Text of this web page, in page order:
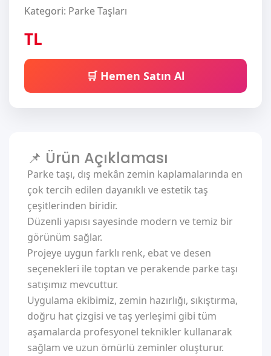
Kategori: Parke Taşları
TL
🛒 Hemen Satın Al
📌 Ürün Açıklaması
Parke taşı, dış mekân zemin kaplamalarında en
çok tercih edilen dayanıklı ve estetik taş
çeşitlerinden biridir.
Düzenli yapısı sayesinde modern ve temiz bir
görünüm sağlar.
Projeye uygun farklı renk, ebat ve desen
seçenekleri ile toptan ve perakende parke taşı
satışımız mevcuttur.
Uygulama ekibimiz, zemin hazırlığı, sıkıştırma,
doğru hat çizgisi ve taş yerleşimi gibi tüm
aşamalarda profesyonel teknikler kullanarak
sağlam ve uzun ömürlü zeminler oluşturur.